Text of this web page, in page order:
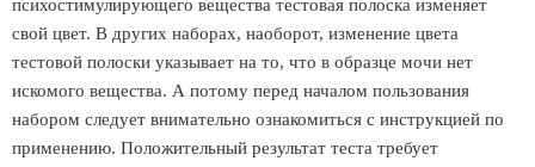
психостимулирующего вещества тестовая полоска изменяет
свой цвет. В других наборах, наоборот, изменение цвета
тестовой полоски указывает на то, что в образце мочи нет
искомого вещества. А потому перед началом пользования
набором следует внимательно ознакомиться с инструкцией по
применению. Положительный результат теста требует